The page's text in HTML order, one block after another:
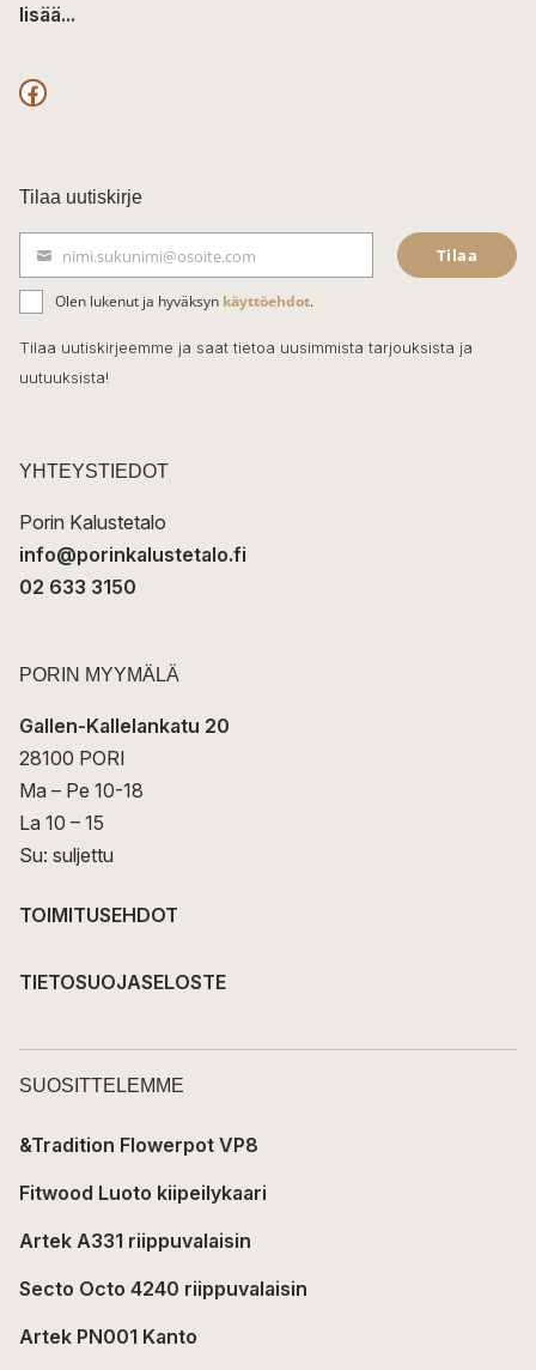
lisää...
F
c
e
b
o
o
k
Tilaa uutiskirje
ä
h
k
t
nimi.sukunimi@osoite.com Tilaa
Olen lukenut ja hyväksyn käyttöehdot.
Tilaa uutiskirjeemme ja saat tietoa uusimmista tarjouksista ja
uutuuksista!
YHTEYSTIEDOT
Porin Kalustetalo
info@porinkalustetalo.fi
02 633 3150
PORIN MYYMÄLÄ
Gallen-Kallelankatu 20
28100 PORI
Ma – Pe 10-18
La 10 – 15
Su: suljettu
TOIMITUSEHDOT
TIETOSUOJASELOSTE
SUOSITTELEMME
&Tradition Flowerpot VP8
Fitwood Luoto kiipeilykaari
Artek A331 riippuvalaisin
Secto Octo 4240 riippuvalaisin
Artek PN001 Kanto